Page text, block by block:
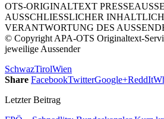
OTS-ORIGINALTEXT
AUSSCHLIESSLICHER
VERANTWORTUNG DES
© Copyright APA-OTS Originaltext-
jeweilige Aussender
SchwazTirolWien
Share FacebookTwitterGoogle+ReddIt
Letzter Beitrag